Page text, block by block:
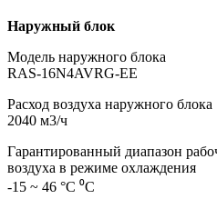
Наружный блок
Модель наружного блока
RAS-16N4AVRG-EE
Расход воздуха наружного блока
2040 м3/ч
Гарантированный диапазон
воздуха в режиме охлаждения
-15 ~ 46 °C ⁰С